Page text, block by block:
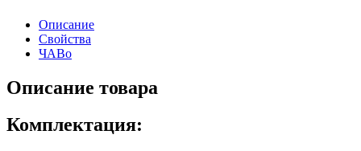
Описание
Свойства
ЧАВо
Описание товара
Комплектация: